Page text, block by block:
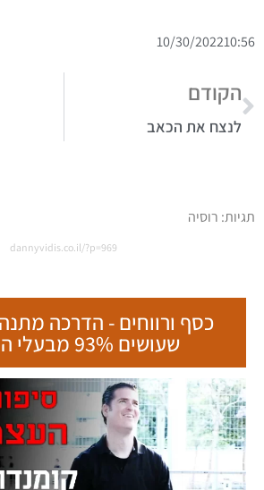
לנצח את הכאב
כסף ורווחים - הדרכה
שעושים 93% מבעלי העסקים